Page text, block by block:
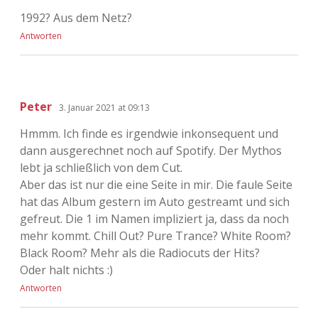
1992? Aus dem Netz?
Antworten
Peter 3. Januar 2021 at 09:13
Hmmm. Ich finde es irgendwie inkonsequent und
dann ausgerechnet noch auf Spotify. Der Mythos
lebt ja schließlich von dem Cut.
Aber das ist nur die eine Seite in mir. Die faule Seite
hat das Album gestern im Auto gestreamt und sich
gefreut. Die 1 im Namen impliziert ja, dass da noch
mehr kommt. Chill Out? Pure Trance? White Room?
Black Room? Mehr als die Radiocuts der Hits?
Oder halt nichts :)
Antworten